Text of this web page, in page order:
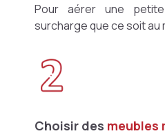
Pour aérer une
surcharge que ce soit au
Choisir des meubles